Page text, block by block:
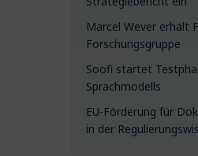
Marcel Wever erhält
Forschungsgruppe
Soofi startet
Sprachmodells
EU-Förderung für
in der